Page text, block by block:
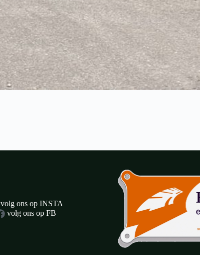
volg ons op INSTA
volg ons op FB